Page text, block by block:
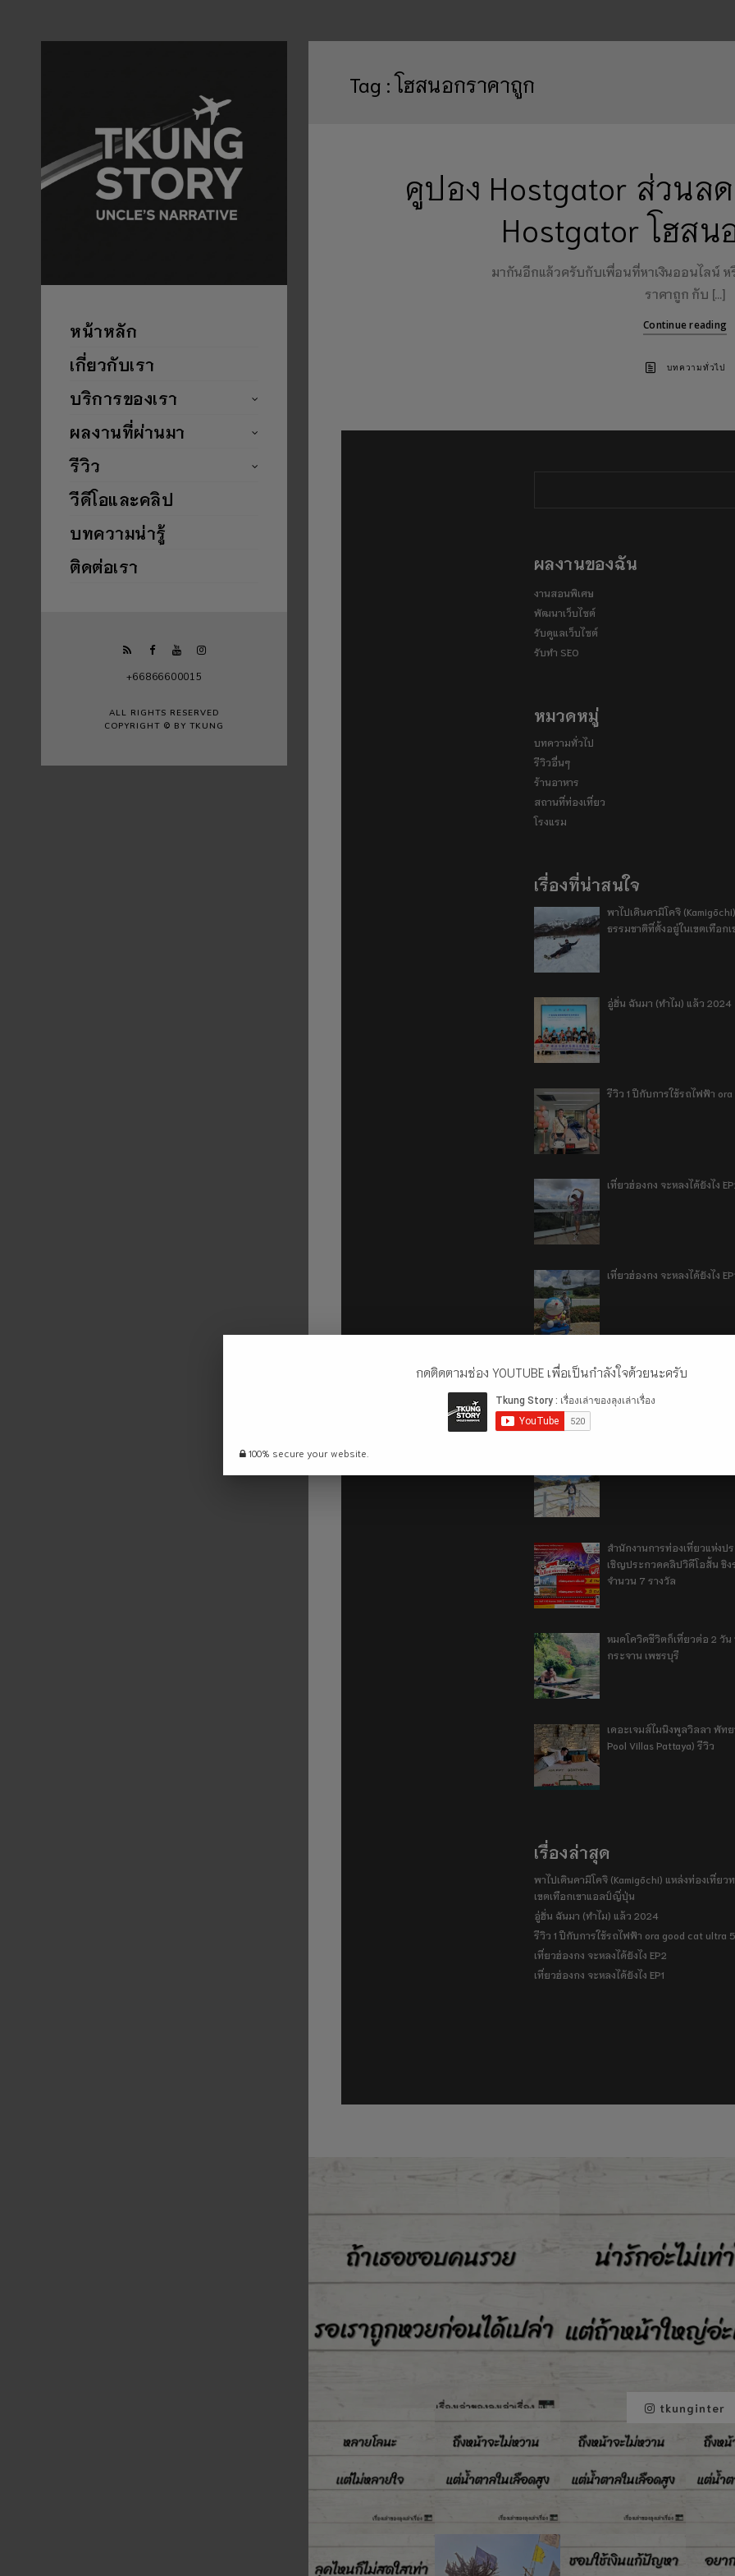
หน้าหลัก
เกี่ยวกับเรา
บริการของเรา
ผลงานที่ผ่านมา
รีวิว
วีดีโอและคลิป
บทความน่ารู้
ติดต่อเรา
+66866600015
ALL RIGHTS RESERVED
COPYRIGHT © BY TKUNG
Tag :โฮสนอกราคาถูก
คูปอง Hostgator ส่วนล
Hostgator โฮสน
มากันอีกแล้วครับกับเพื่อนที่หาเงินออนไลน์ ห
ราคาถูก กับ […]
Continue reading
บทความทั่วไป
ผลงานของฉัน
งานสอนพิเศษ
พัฒนาเว็บไซต์
รับดูแลเว็บไซต์
รับทำ SEO
หมวดหมู่
บทความทั่วไป
รีวิวอื่นๆ
ร้านอาหาร
สถานที่ท่องเที่ยว
โรงแรม
เรื่องที่น่าสนใจ
พาไปเดินคามิโคจิ
ธรรมชาติที่ตั้งอยู่ในเขตเทือก
อู่ฮั่น ฉันมา (ทำไม) แล้ว 2024
รีวิว 1 ปีกับการใช้รถไฟฟ้า
เที่ยวฮ่องกง จะหลงได้ยังไง
เที่ยวฮ่องกง จะหลงได้ยังไง
ลี่เจียง แชงกรีล่า เมืองเทียมฟ้
สำนักงานการท่องเที่ยวแห่งป
เชิญประกวดคลิปวิดีโอสั้น ชิง
จำนวน 7 รางวัล
หมดโควิดชีวิตก็เที่ยวต่อ 2 วัน
กระจาน เพชรบุรี
เดอะเจมส์ไมนิงพูลวิลลา พัทย
Pool Villas Pattaya) รีวิว
เรื่องล่าสุด
พาไปเดินคามิโคจิ (Kamigōchi) แหล่งท่องเที่ยว
เขตเทือกเขาแอลป์ญี่ปุ่น
อู่ฮั่น ฉันมา (ทำไม) แล้ว 2024
รีวิว 1 ปีกับการใช้รถไฟฟ้า ora good cat ultra
เที่ยวฮ่องกง จะหลงได้ยังไง EP2
เที่ยวฮ่องกง จะหลงได้ยังไง EP1
tkunginter
กดติดตามช่อง YOUTUBE เพื่อเป็นกำลังใจด้วยนะครับ
100% secure your website.